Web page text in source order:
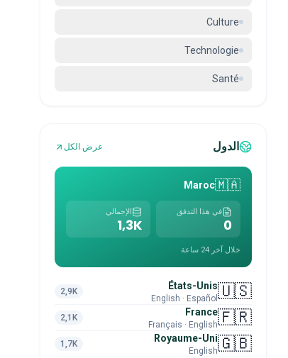
Culture
Technologie
Santé
الدول عرض الكل
🇲🇦
Maroc
في هذا التدفق
0
الإجمالي
1,3K
خلال آخر 24 ساعة
🇺🇸
États-Unis
English · Español
2,9K
🇫🇷
France
Français · English
2,1K
🇬🇧
Royaume-Uni
English
1,7K